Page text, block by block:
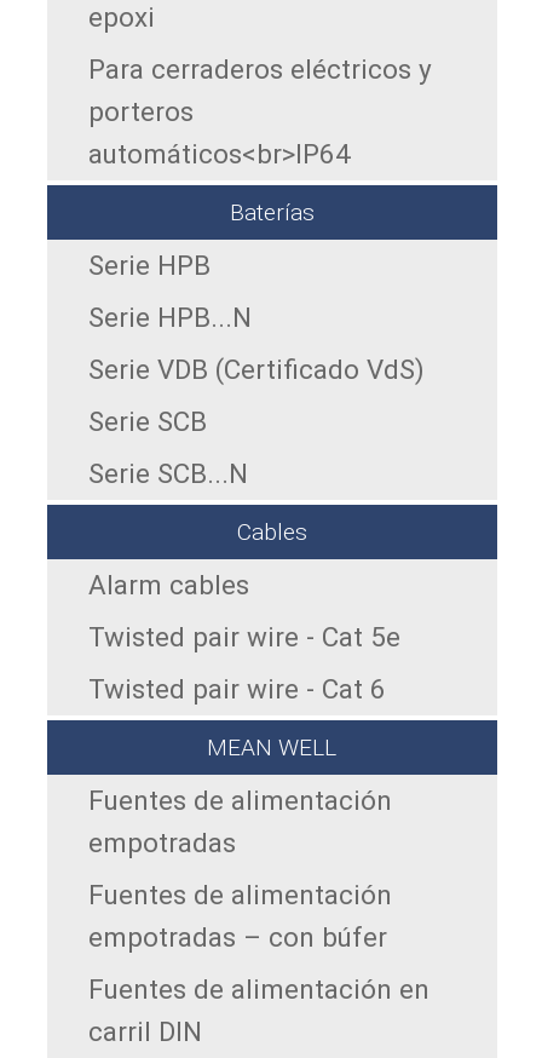
epoxi
Para cerraderos eléctricos y
porteros
automáticos<br>IP64
Baterías
Serie HPB
Serie HPB...N
Serie VDB (Certificado VdS)
Serie SCB
Serie SCB...N
Cables
Alarm cables
Twisted pair wire - Cat 5e
Twisted pair wire - Cat 6
MEAN WELL
Fuentes de alimentación
empotradas
Fuentes de alimentación
empotradas – con búfer
Fuentes de alimentación en
carril DIN